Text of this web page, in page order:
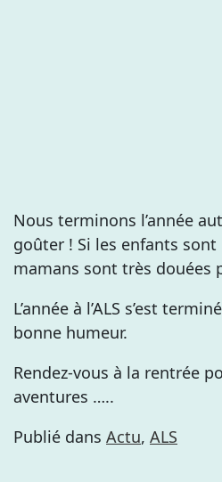
Nous terminons l’année
goûter ! Si les enfants
mamans sont très douées
L’année à l’ALS s’est
bonne humeur.
Rendez-vous à la rentrée
aventures …..
Publié dans Actu, ALS